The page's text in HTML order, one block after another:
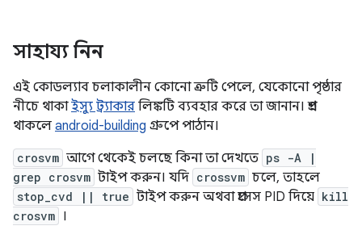
সাহায্য নিন
এই কোডল্যাব চলাকালীন কোনো ত্রুটি পেলে, যেকোনো পৃষ্ঠার
নীচে থাকাইস্যু ট্র্যাকার লিঙ্কটি ব্যবহার করে তা জানান। প্রশ্ন
থাকলে android-building গ্রুপে পাঠান।
crosvm আগে থেকেই চলছে কিনা তা দেখতে ps -A |
grep crosvm টাইপ করুন। যদি crossvm চলে, তাহলে
stop_cvd || true টাইপ করুন অথবা প্রসেস PID দিয়ে kill
crosvm ।